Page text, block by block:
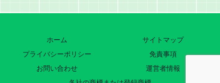
ホーム
サイトマップ
プライバシーポリシー
免責事項
お問い合わせ
運営者情報